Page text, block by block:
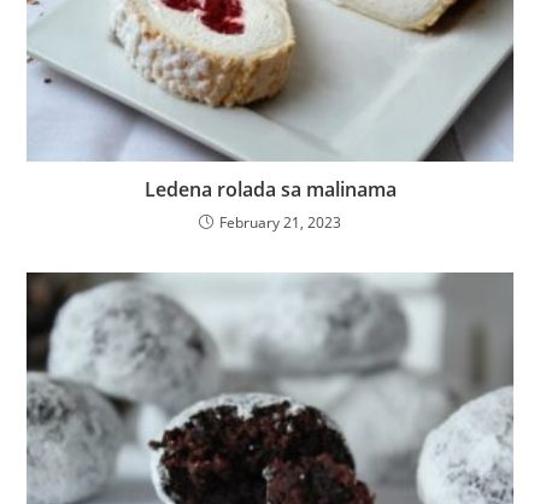
Ledena rolada sa malinama
February 21, 2023